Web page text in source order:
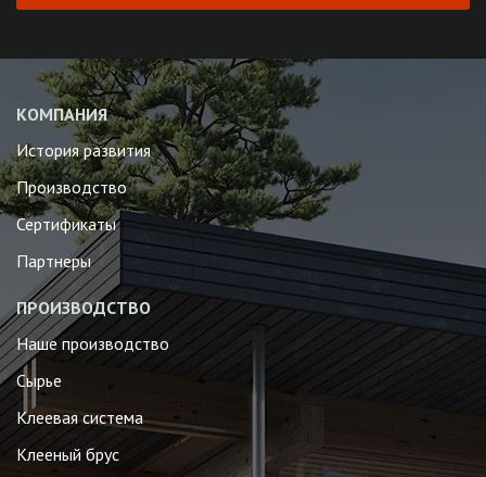
КОМПАНИЯ
История развития
Производство
Сертификаты
Партнеры
ПРОИЗВОДСТВО
Наше производство
Сырье
Клеевая система
Клееный брус